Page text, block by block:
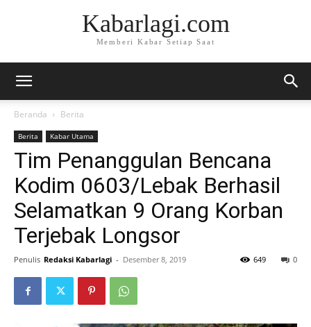
Kabarlagi.com
Memberi Kabar Setiap Saat
Beranda Berita
Berita Kabar Utama
Tim Penanggulan Bencana
Kodim 0603/Lebak Berhasil
Selamatkan 9 Orang Korban
Terjebak Longsor
Penulis Redaksi Kabarlagi - Desember 8, 2019 0
649